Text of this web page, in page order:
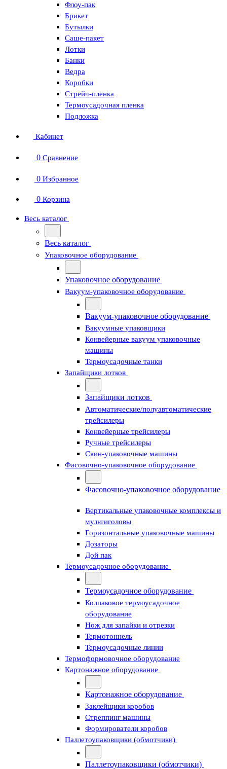
Флоу-пак
Брикет
Бутылки
Саше-пакет
Лотки
Банки
Ведра
Коробки
Стрейч-пленка
Термоусадочная пленка
Подложка
Кабинет
0 Сравнение
0 Избранное
0 Корзина
Весь каталог
Весь каталог
Упаковочное оборудование
Упаковочное оборудование
Вакуум-упаковочное оборудование
Вакуум-упаковочное оборудование
Вакуумные упаковщики
Конвейерные вакуум упаковочные
машины
Термоусадочные танки
Запайщики лотков
Запайщики лотков
Автоматические/полуавтоматические
трейсилеры
Конвейерные трейсилеры
Ручные трейсилеры
Скин-упаковочные машины
Фасовочно-упаковочное оборудование
Фасовочно-упаковочное оборудование
Вертикальные упаковочные комплексы и
мультиголовы
Горизонтальные упаковочные машины
Дозаторы
Дой пак
Термоусадочное оборудование
Термоусадочное оборудование
Колпаковое термоусадочное
оборудование
Нож для запайки и отрезки
Термотоннель
Термоусадочные линии
Термоформовочное оборудование
Картонажное оборудование
Картонажное оборудование
Заклейщики коробов
Стреппинг машины
Формирователи коробов
Паллетоупаковщики (обмотчики)
Паллетоупаковщики (обмотчики)